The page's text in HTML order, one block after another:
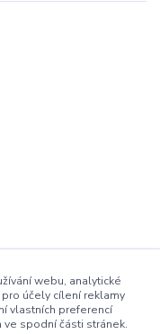
webu, analytické
účely cílení reklamy
vlastních preferencí
spodní části stránek.